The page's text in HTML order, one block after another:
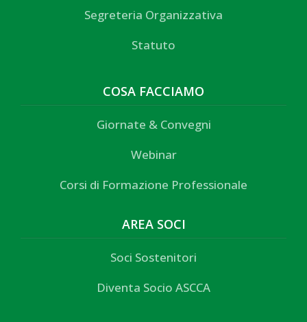
Segreteria Organizzativa
Statuto
COSA FACCIAMO
Giornate & Convegni
Webinar
Corsi di Formazione Professionale
AREA SOCI
Soci Sostenitori
Diventa Socio ASCCA